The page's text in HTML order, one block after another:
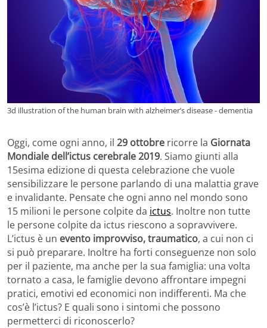
3d illustration of the human brain with alzheimer’s disease - dementia
Oggi, come ogni anno, il 29 ottobre ricorre la Giornata
Mondiale dell’ictus cerebrale 2019. Siamo giunti alla
15esima edizione di questa celebrazione che vuole
sensibilizzare le persone parlando di una malattia grave
e invalidante. Pensate che ogni anno nel mondo sono
15 milioni le persone colpite da ictus. Inoltre non tutte
le persone colpite da ictus riescono a sopravvivere.
L’ictus è un evento improvviso, traumatico, a cui non ci
si può preparare. Inoltre ha forti conseguenze non solo
per il paziente, ma anche per la sua famiglia: una volta
tornato a casa, le famiglie devono affrontare impegni
pratici, emotivi ed economici non indifferenti. Ma che
cos’è l’ictus? E quali sono i sintomi che possono
permetterci di riconoscerlo?